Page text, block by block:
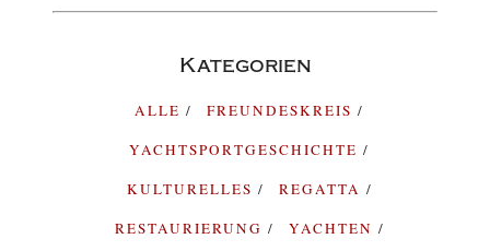
Kategorien
ALLE
FREUNDESKREIS
YACHTSPORTGESCHICHTE
KULTURELLES
REGATTA
RESTAURIERUNG
YACHTEN